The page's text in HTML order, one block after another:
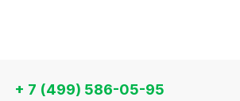
+ 7 (499) 586-05-95